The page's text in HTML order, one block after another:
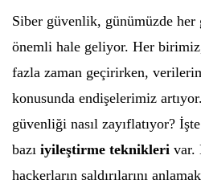
Siber güvenlik, günümüzde her
önemli hale geliyor. Her
fazla zaman geçirirken,
konusunda endişelerimiz
güvenliği nasıl zayıflatıyor?
bazı iyileştirme teknikleri var.
hackerların saldırılarını